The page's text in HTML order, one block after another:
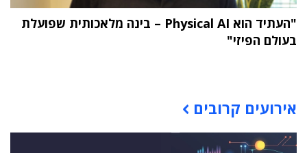
"העתיד הוא Physical AI – בינה מלאכותית שפועלת
בעולם הפיזי"
אירועים קרובים